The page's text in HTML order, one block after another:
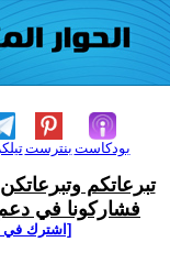
بنترست بودكاست
تبرعاتكم
فشاركونا في دعم
[اشترك في